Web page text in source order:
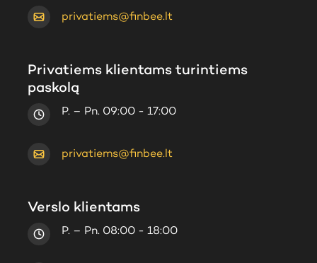
privatiems@finbee.lt
Privatiems klientams turintiems
paskolą
P. – Pn. 09:00 - 17:00
privatiems@finbee.lt
Verslo klientams
P. – Pn. 08:00 - 18:00